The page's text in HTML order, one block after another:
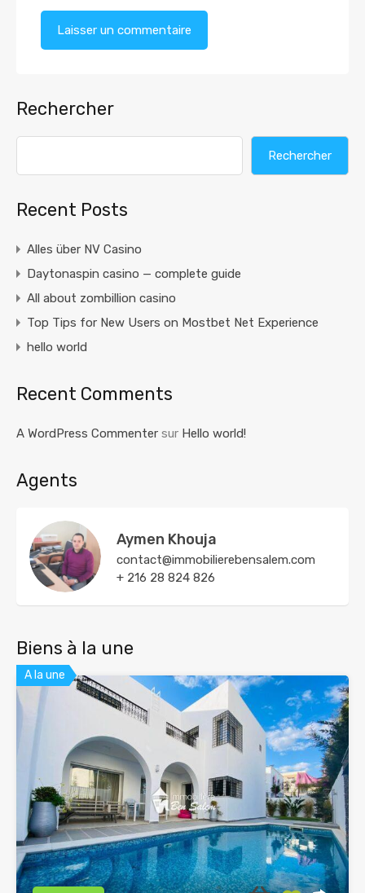
Rechercher
Rechercher
Recent Posts
Alles über NV Casino
Daytonaspin casino — complete guide
All about zombillion casino
Top Tips for New Users on Mostbet Net Experience
hello world
Recent Comments
A WordPress Commenter sur Hello world!
Agents
Aymen Khouja
contact@immobilierebensalem.com
+ 216 28 824 826
Biens à la une
A la une